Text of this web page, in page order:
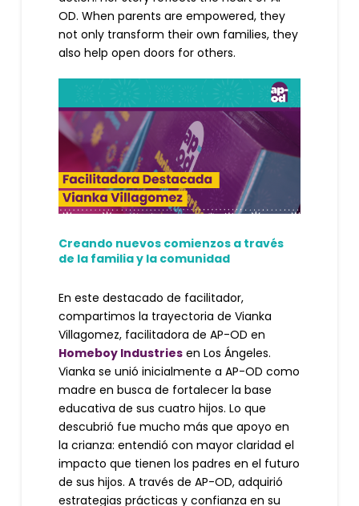
OD. When parents are empowered, they
not only transform their own families, they
also help open doors for others.
Creando nuevos comienzos a través
de la familia y la comunidad
En este destacado de facilitador,
compartimos la trayectoria de Vianka
Villagomez, facilitadora de AP-OD en
Homeboy Industriesen Los Ángeles.
Vianka se unió inicialmente a AP-OD como
madre en busca de fortalecer la base
educativa de sus cuatro hijos. Lo que
descubrió fue mucho más que apoyo en
la crianza: entendió con mayor claridad el
impacto que tienen los padres en el futuro
de sus hijos. A través de AP-OD, adquirió
estrategias prácticas y confianza en su